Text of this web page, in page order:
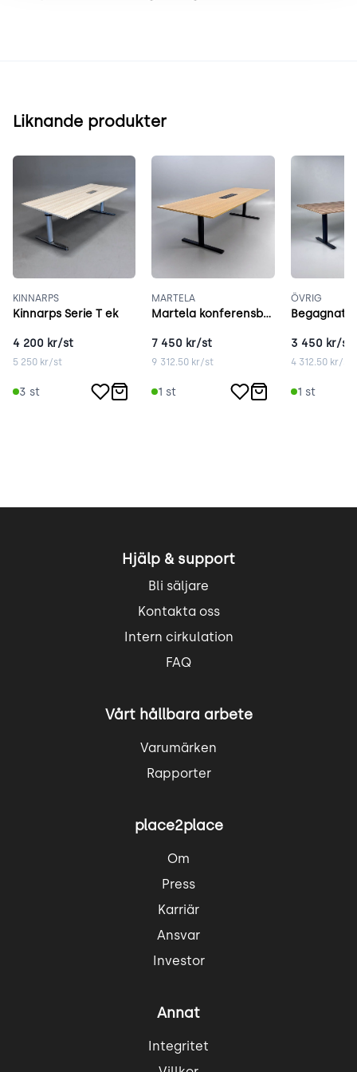
Liknande produkter
KINNARPS
Kinnarps Serie T ek
4 200 kr/st
5 250 kr/st
3 st
MARTELA
Martela konferensbord 280x100 cm ek
7 450 kr/st
9 312.50 kr/st
1 st
ÖVRIG
3 450 kr/st
4 312.50kr/st
1 st
Hjälp & support
Bli säljare
Kontakta oss
Intern cirkulation
FAQ
Vårt hållbara arbete
Varumärken
Rapporter
place2place
Om
Press
Karriär
Ansvar
Investor
Annat
Integritet